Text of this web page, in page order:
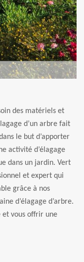
des matériels et
d’un arbre fait
le but d’apporter
activité d’élagage
dans un jardin. Vert
et expert qui
grâce à nos
d’élagage d’arbre.
et vous offrir une